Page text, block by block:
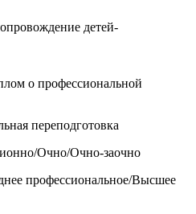
детей-
о профессиональной
переподготовка
Очно/Очно-заочно
профессиональное/Высшее